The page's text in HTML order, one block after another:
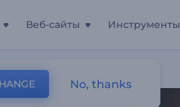
Веб-сайты Инструменты
No, thanks